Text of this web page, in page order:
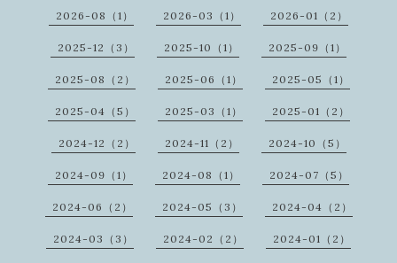
2026-08（1） 2026-03（1） 2026-01（2）
2025-12（3） 2025-10（1） 2025-09（1）
2025-08（2） 2025-06（1） 2025-05（1）
2025-04（5） 2025-03（1） 2025-01（2）
2024-12（2） 2024-11（2） 2024-10（5）
2024-09（1） 2024-08（1） 2024-07（5）
2024-06（2） 2024-05（3） 2024-04（2）
2024-03（3） 2024-02（2） 2024-01（2）